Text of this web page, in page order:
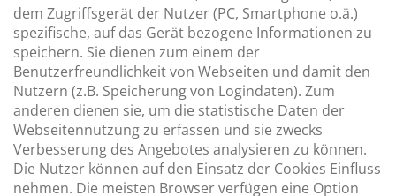
dem Zugriffsgerät der Nutzer (PC, Smartphone o.ä.)
spezifische, auf das Gerät bezogene Informationen zu
speichern. Sie dienen zum einem der
Benutzerfreundlichkeit von Webseiten und damit den
Nutzern (z.B. Speicherung von Logindaten). Zum
anderen dienen sie, um die statistische Daten der
Webseitennutzung zu erfassen und sie zwecks
Verbesserung des Angebotes analysieren zu können.
Die Nutzer können auf den Einsatz der Cookies Einfluss
nehmen. Die meisten Browser verfügen eine Option